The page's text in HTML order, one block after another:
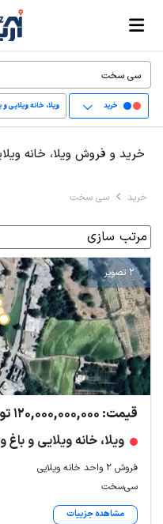
خرید ویلا، خانه ویلایی و
ویلا
خرید و فروش ویلا، خانه
خرید سی سخت
2 تصویر
قیمت: 120,000,000,000 تومان
ویلا، خانه ویلایی و باغ
فروش ۲ واحد خانه ویلایی
سی‌سخت
مشاهده جزییات